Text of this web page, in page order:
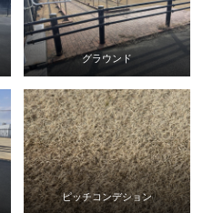
グラウンド
ピッチコンデション